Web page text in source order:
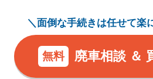
＼面倒な手続きは任せて楽
無料 廃車相談 ＆